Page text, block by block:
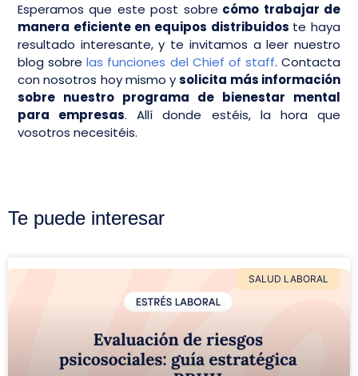
Esperamos que este post sobre cómo trabajar de
manera eficiente en equipos distribuidos te haya
resultado interesante, y te invitamos a leer nuestro
blog sobrelas funciones del Chief of staff. Contacta
con nosotros hoy mismo ysolicita más información
sobre nuestro programa de bienestar mental
para empresas. Allí donde estéis, la hora que
vosotros necesitéis.
Te puede interesar
SALUD LABORAL